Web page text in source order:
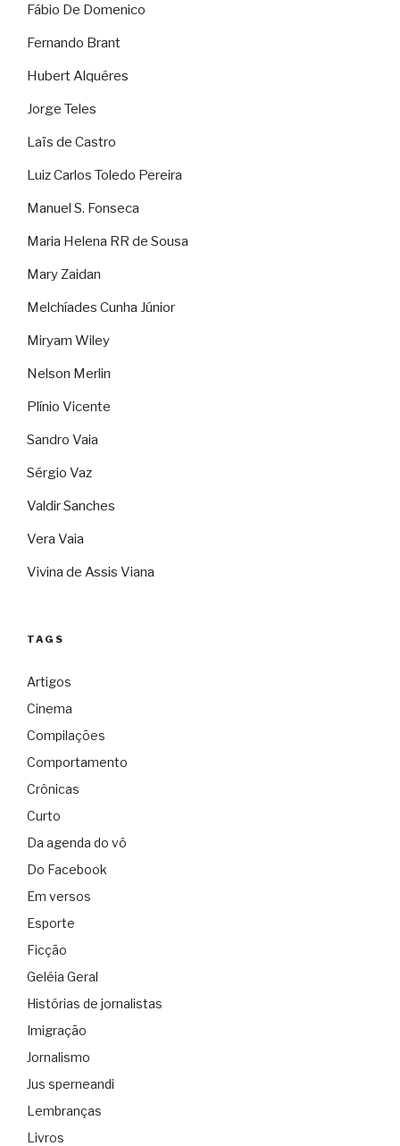
Fábio De Domenico
Fernando Brant
Hubert Alquéres
Jorge Teles
Laïs de Castro
Luiz Carlos Toledo Pereira
Manuel S. Fonseca
Maria Helena RR de Sousa
Mary Zaidan
Melchíades Cunha Júnior
Miryam Wiley
Nelson Merlin
Plínio Vicente
Sandro Vaia
Sérgio Vaz
Valdir Sanches
Vera Vaia
Vivina de Assis Viana
TAGS
Artigos
Cinema
Compilações
Comportamento
Crônicas
Curto
Da agenda do vô
Do Facebook
Em versos
Esporte
Ficção
Geléia Geral
Histórias de jornalistas
Imigração
Jornalismo
Jus sperneandi
Lembranças
Livros